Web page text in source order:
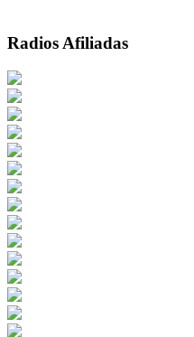
Radios Afiliadas